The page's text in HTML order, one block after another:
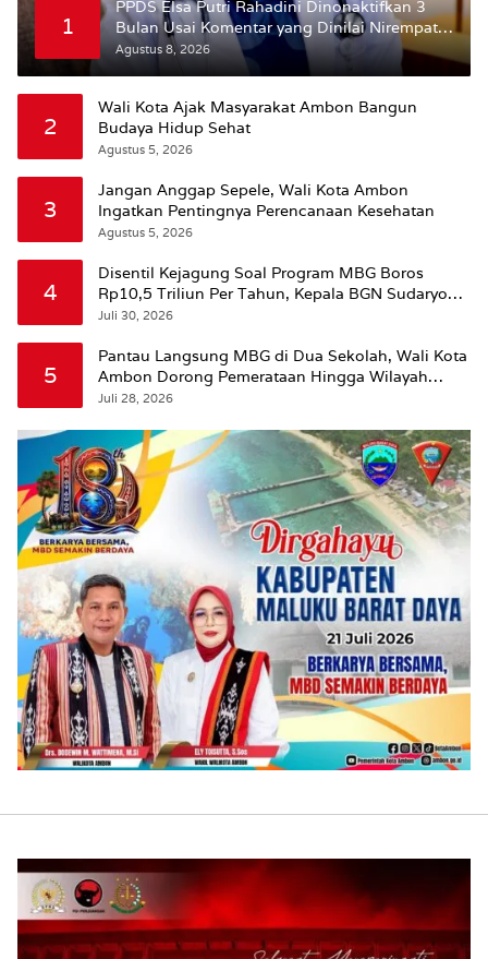
1
PPDS Elsa Putri Rahadini Dinonaktifkan 3
Bulan Usai Komentar yang Dinilai Nirempati
ke Pasien BPJS
Agustus 8, 2026
2
Wali Kota Ajak Masyarakat Ambon Bangun
Budaya Hidup Sehat
Agustus 5, 2026
3
Jangan Anggap Sepele, Wali Kota Ambon
Ingatkan Pentingnya Perencanaan Kesehatan
Agustus 5, 2026
4
Disentil Kejagung Soal Program MBG Boros
Rp10,5 Triliun Per Tahun, Kepala BGN Sudaryono
Beri Penjelasan
Juli 30, 2026
5
Pantau Langsung MBG di Dua Sekolah, Wali Kota
Ambon Dorong Pemerataan Hingga Wilayah
Leitimur Selatan
Juli 28, 2026